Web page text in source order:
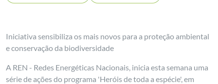
Iniciativa sensibiliza os mais novos para a proteção ambiental
e conservação da biodiversidade
A REN - Redes Energéticas Nacionais, inicia esta semana uma
série de ações do programa 'Heróis de toda a espécie', em